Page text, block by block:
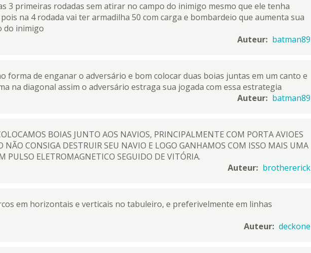
3 primeiras rodadas sem atirar no campo do inimigo mesmo que ele tenha
na 4 rodada vai ter armadilha 50 com carga e bombardeio que aumenta sua
do inimigo
Auteur: batman89
forma de enganar o adversário e bom colocar duas boias juntas em um canto e
na diagonal assim o adversário estraga sua jogada com essa estrategia
Auteur: batman89
BOIAS JUNTO AOS NAVIOS, PRINCIPALMENTE COM PORTA AVIOES
NÃO CONSIGA DESTRUIR SEU NAVIO E LOGO GANHAMOS COM ISSO MAIS UMA
PULSO ELETROMAGNETICO SEGUIDO DE VITÓRIA.
Auteur: brothererick
em horizontais e verticais no tabuleiro, e preferivelmente em linhas
Auteur: deckone